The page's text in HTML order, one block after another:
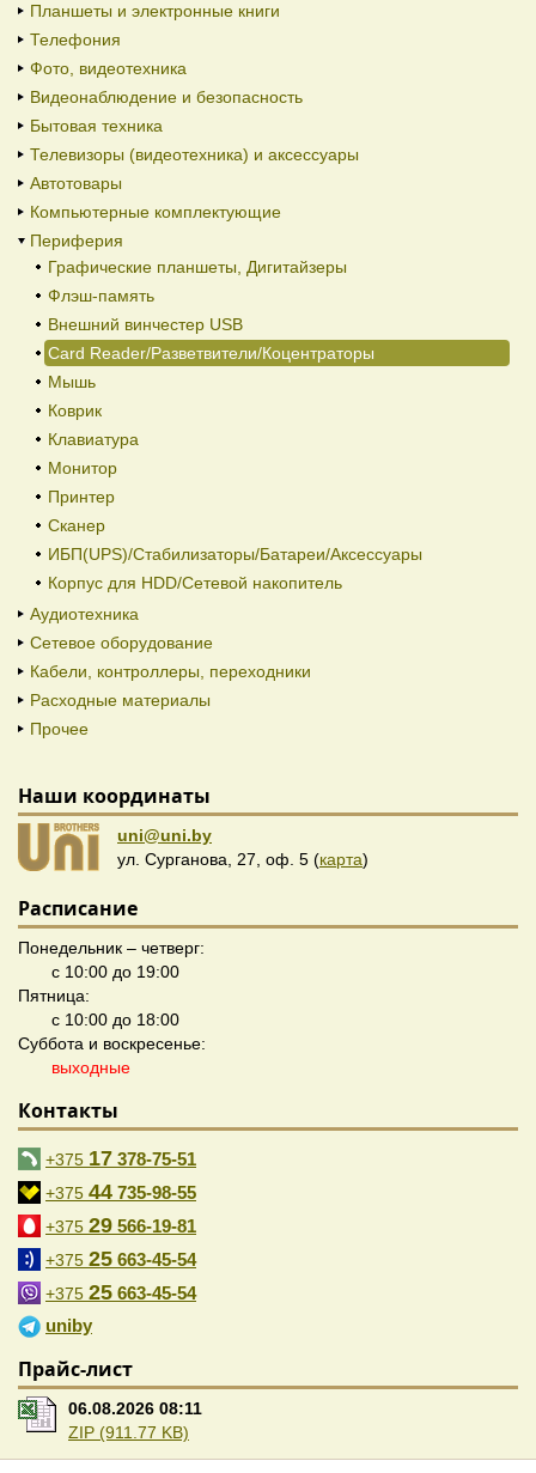
Планшеты и электронные книги
Телефония
Фото, видеотехника
Видеонаблюдение и безопасность
Бытовая техника
Телевизоры (видеотехника) и аксессуары
Автотовары
Компьютерные комплектующие
Периферия
Графические планшеты, Дигитайзеры
Флэш-память
Внешний винчестер USB
Card Reader/Разветвители/Коцентраторы
Мышь
Коврик
Клавиатура
Монитор
Принтер
Сканер
ИБП(UPS)/Стабилизаторы/Батареи/Аксессуары
Корпус для HDD/Cетевой накопитель
Аудиотехника
Сетевое оборудование
Кабели, контроллеры, переходники
Расходные материалы
Прочее
Наши координаты
uni@uni.by
ул. Сурганова, 27, оф. 5 (карта)
Расписание
Понедельник – четверг:
с 10:00 до 19:00
Пятница:
с 10:00 до 18:00
Суббота и воскресенье:
выходные
Контакты
+375 17 378-75-51
+375 44 735-98-55
+375 29 566-19-81
+375 25 663-45-54
+375 25 663-45-54
uniby
Прайс-лист
06.08.2026 08:11
ZIP (911.77 KB)